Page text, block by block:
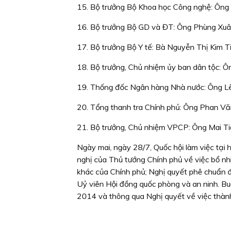
15. Bộ trưởng Bộ Khoa học Công nghệ:
16. Bộ trưởng Bộ GD và ĐT: Ông Phùng
17. Bộ trưởng Bộ Y tế: Bà Nguyễn Thị Kim
18. Bộ trưởng, Chủ nhiệm ủy ban dân tộc:
19. Thống đốc Ngân hàng Nhà nước: Ông
20. Tổng thanh tra Chính phủ: Ông Phan
21. Bộ trưởng, Chủ nhiệm VPCP: Ông Mai
Ngày mai, ngày 28/7, Quốc hội làm việc tại
nghị của Thủ tướng Chính phủ về việc bổ
khác của Chính phủ; Nghị quyết phê
Uỷ viên Hội đồng quốc phòng và an ninh.
2014 và thông qua Nghị quyết về việc